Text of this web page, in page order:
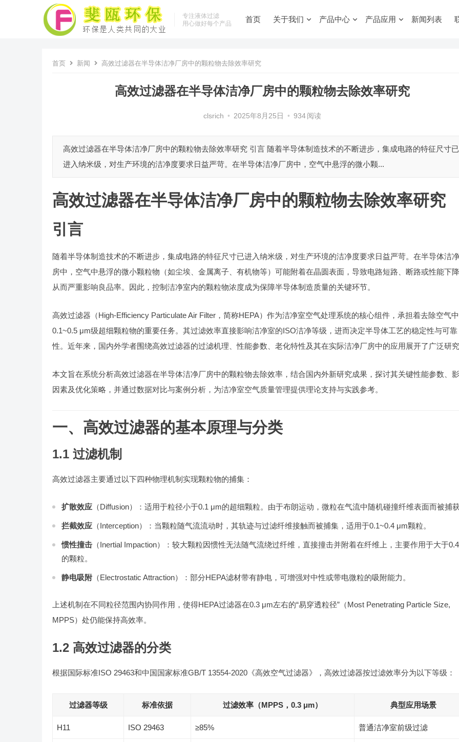
专注液体过滤
用心做好每个产品
首页 关于我们 产品中心 产品应用 新闻列表
首页 新闻 高效过滤器在半导体洁净厂房中的颗粒物去除效率研究
高效过滤器在半导体洁净厂房中的颗粒物去除效率研究
clsrich • 2025年8月25日 • 934 阅读
高效过滤器在半导体洁净厂房中的颗粒物去除效率研究 引言 随着半导体制造技术的不断进步，集成电路的特征尺寸已
进入纳米级，对生产环境的洁净度要求日益严苛。在半导体洁净厂房中，空气中悬浮的微小颗...
高效过滤器在半导体洁净厂房中的颗粒物去除效率研究
引言
随着半导体制造技术的不断进步，集成电路的特征尺寸已进入纳米级，对生产环境的洁净度要求日益严苛。在半导体洁
房中，空气中悬浮的微小颗粒物（如尘埃、金属离子、有机物等）可能附着在晶圆表面，导致电路短路、断路或性能下
从而严重影响良品率。因此，控制洁净室内的颗粒物浓度成为保障半导体制造质量的关键环节。
高效过滤器（High-Efficiency Particulate Air Filter，简称HEPA）作为洁净室空气处理系统的核心组件，承担着去除空气中
0.1~0.5 μm级超细颗粒物的重要任务。其过滤效率直接影响洁净室的ISO洁净等级，进而决定半导体工艺的稳定性与可靠
性。近年来，国内外学者围绕高效过滤器的过滤机理、性能参数、老化特性及其在实际洁净厂房中的应用展开了广泛研
本文旨在系统分析高效过滤器在半导体洁净厂房中的颗粒物去除效率，结合国内外新研究成果，探讨其关键性能参数、
因素及优化策略，并通过数据对比与案例分析，为洁净室空气质量管理提供理论支持与实践参考。
一、高效过滤器的基本原理与分类
1.1 过滤机制
高效过滤器主要通过以下四种物理机制实现颗粒物的捕集：
扩散效应 （Diffusion）：适用于粒径小于0.1 μm的超细颗粒。由于布朗运动，微粒在气流中随机碰撞纤维表面而被捕
拦截效应 （Interception）：当颗粒随气流流动时，其轨迹与过滤纤维接触而被捕集，适用于0.1~0.4 μm颗粒。
惯性撞击 （Inertial Impaction）：较大颗粒因惯性无法随气流绕过纤维，直接撞击并附着在纤维上，主要作用于大于
的颗粒。
静电吸附 （Electrostatic Attraction）：部分HEPA滤材带有静电，可增强对中性或带电微粒的吸附能力。
上述机制在不同粒径范围内协同作用，使得HEPA过滤器在0.3 μm左右的“易穿透粒径”（Most Penetrating Particle Size,
MPPS）处仍能保持高效率。
1.2 高效过滤器的分类
根据国际标准ISO 29463和中国国家标准GB/T 13554-2020《高效空气过滤器》，高效过滤器按过滤效率分为以下等级：
过滤器等级 标准依据 过滤效率（MPPS，0.3 μm） 典型应用场景
H11 ISO 29463 ≥85% 普通洁净室前级过滤